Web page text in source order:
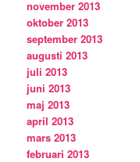
november 2013
oktober 2013
september 2013
augusti 2013
juli 2013
juni 2013
maj 2013
april 2013
mars 2013
februari 2013